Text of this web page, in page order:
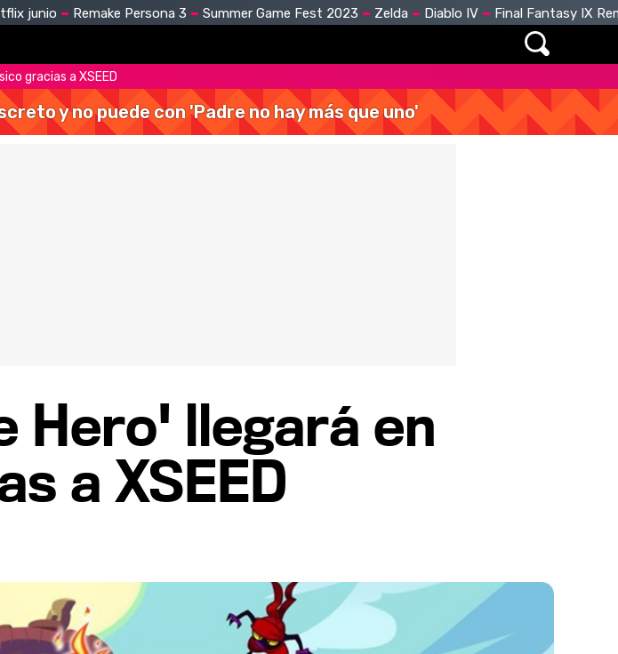
junio Remake Persona 3 Summer Game Fest 2023 Zelda Diablo IV Final Fantasy IX
gracias a XSEED
y no puede con 'Padre no hay más que uno'
Hero' llegará en
a XSEED